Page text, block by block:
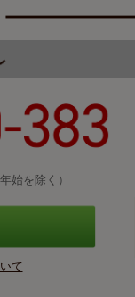
始を除く）
て